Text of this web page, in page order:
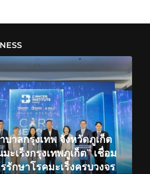
บาลกรุงเทพ จังหวัดภูเก็ต
ะเร็งกรุงเทพภูเก็ต” เชื่อม
รักษาโรคมะเร็งครบวงจร